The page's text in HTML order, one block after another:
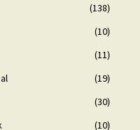
(138)
(10)
(11)
(19)
(30)
(10)